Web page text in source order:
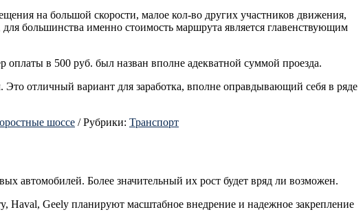
на большой скорости, малое кол-во других участников движения,
большинства именно стоимость маршрута является главенствующим
в 500 руб. был назван вполне адекватной суммой проезда.
отличный вариант для заработка, вполне оправдывающий себя в ряде
шоссе / Рубрики: Транспорт
автомобилей. Более значительный их рост будет вряд ли возможен.
Geely планируют масштабное внедрение и надежное закрепление